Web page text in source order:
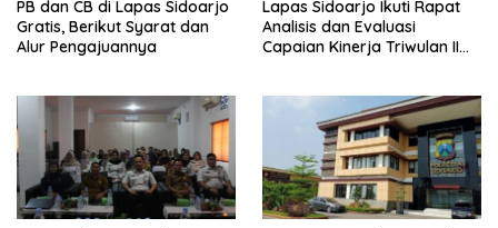
PB dan CB di Lapas Sidoarjo
Gratis, Berikut Syarat dan
Alur Pengajuannya
Lapas Sidoarjo Ikuti Rapat
Analisis dan Evaluasi
Capaian Kinerja Triwulan II